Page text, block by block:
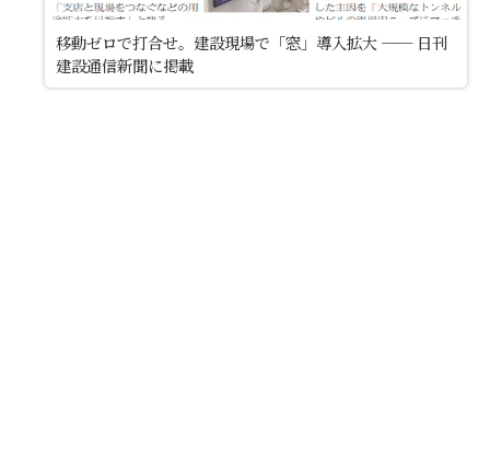
移動ゼロで打合せ。建設現場で「窓」導入拡大── 日刊
建設通信新聞に掲載